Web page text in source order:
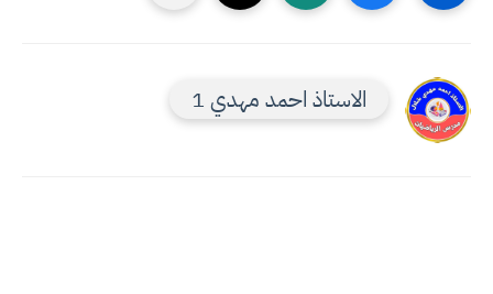
الاستاذ احمد مهدي 1